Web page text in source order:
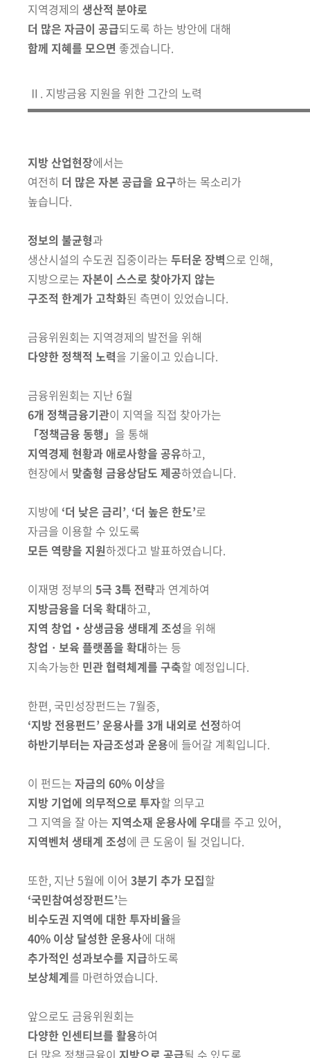
지역경제의 생산적 분야로
더 많은 자금이 공급되도록 하는 방안에 대해
함께 지혜를 모으면 좋겠습니다.
Ⅱ. 지방금융 지원을 위한 그간의 노력
지방 산업현장에서는
여전히 더 많은 자본 공급을 요구하는 목소리가
높습니다.
정보의 불균형과
생산시설의 수도권 집중이라는 두터운 장벽으로 인해,
지방으로는 자본이 스스로 찾아가지 않는
구조적 한계가 고착화된 측면이 있었습니다.
금융위원회는 지역경제의 발전을 위해
다양한 정책적 노력을 기울이고 있습니다.
금융위원회는 지난 6월
6개 정책금융기관이 지역을 직접 찾아가는
「정책금융 동행」 을 통해
지역경제 현황과 애로사항을 공유하고,
현장에서 맞춤형 금융상담도 제공하였습니다.
지방에 ‘더 낮은 금리’, ‘더 높은 한도’로
자금을 이용할 수 있도록
모든 역량을 지원하겠다고 발표하였습니다.
이재명 정부의 5극 3특 전략과 연계하여
지방금융을 더욱 확대하고,
지역 창업‧상생금융 생태계 조성을 위해
창업ㆍ보육 플랫폼을 확대하는 등
지속가능한 민관 협력체계를 구축할 예정입니다.
한편, 국민성장펀드는 7월중,
‘지방 전용펀드’ 운용사를 3개 내외로 선정하여
하반기부터는 자금조성과 운용에 들어갈 계획입니다.
이 펀드는 자금의 60% 이상을
지방 기업에 의무적으로 투자할 의무고
그 지역을 잘 아는 지역소재 운용사에 우대를 주고 있어,
지역벤처 생태계 조성에 큰 도움이 될 것입니다.
또한, 지난 5월에 이어 3분기 추가 모집할
‘국민참여성장펀드’는
비수도권 지역에 대한 투자비율을
40% 이상 달성한 운용사에 대해
추가적인 성과보수를 지급하도록
보상체계를 마련하였습니다.
앞으로도 금융위원회는
다양한 인센티브를 활용하여
더 많은 정책금융이 지방으로 공급될 수 있도록